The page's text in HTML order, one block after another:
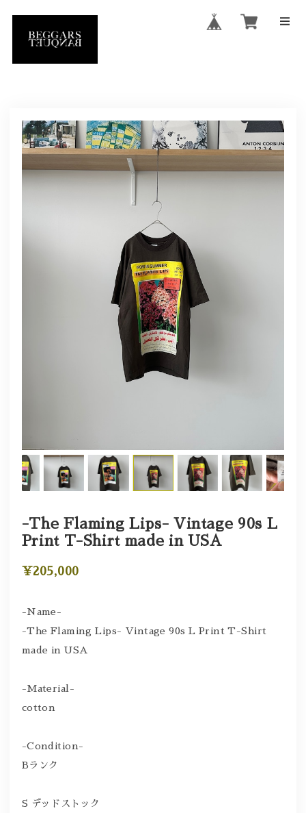
-The Flaming Lips- Vintage 90s L
Print T-Shirt made in USA
¥205,000
-Name-
-The Flaming Lips- Vintage 90s L Print T-Shirt
made in USA
-Material-
cotton
-Condition-
Bランク
S デッドストック